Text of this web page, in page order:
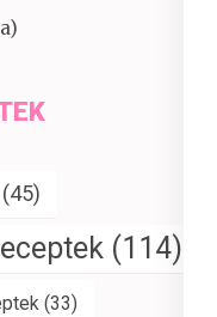
(45)
(114)
(33)